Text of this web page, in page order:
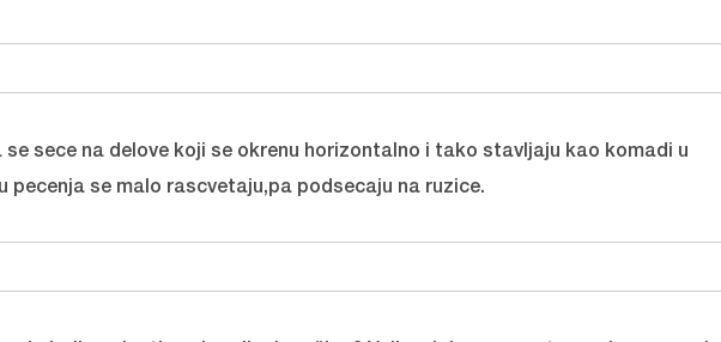
se sece na delove koji se okrenu horizontalno i tako stavljaju kao komadi u
pecenja se malo rascvetaju,pa podsecaju na ruzice.